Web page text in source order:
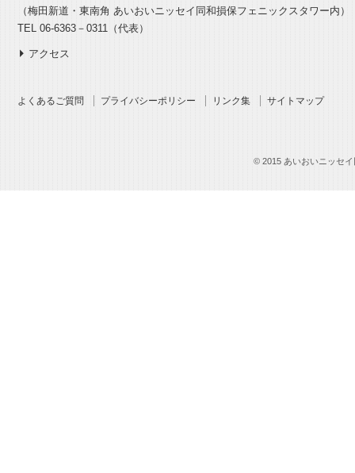
（梅田新道・東南角 あいおいニッセイ同和損保フェニックスタワー内）
TEL 06-6363－0311（代表）
アクセス
よくあるご質問 プライバシーポリシー リンク集 サイトマップ
© 2015 あいおいニッセ